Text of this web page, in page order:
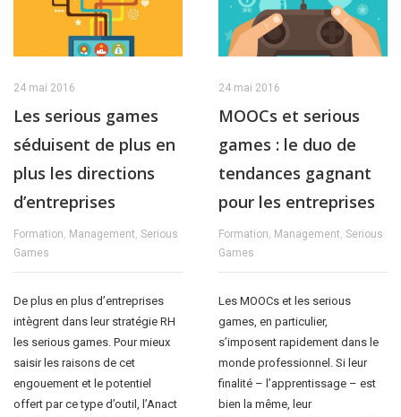
Les serious games
séduisent de plus en
plus les directions
d’entreprises
Formation, Management, Serious
Games
24 mai 2016
De plus en plus d’entreprises
intègrent dans leur stratégie RH
les serious games. Pour mieux
saisir les raisons de cet
engouement et le potentiel
offert par ce type d’outil, l’Anact
MOOCs et serious
games : le duo de
tendances gagnant
pour les entreprises
Formation, Management, Serious
Games
24 mai 2016
Les MOOCs et les serious
games, en particulier,
s’imposent rapidement dans le
monde professionnel. Si leur
finalité – l’apprentissage – est
bien la même, leur